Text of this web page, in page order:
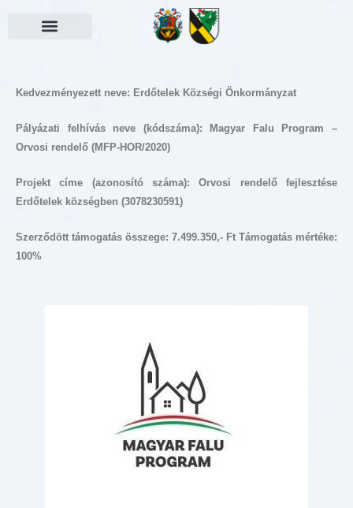
Kedvezményezett neve: Erdőtelek Községi Önkormányzat
Pályázati felhívás neve (kódszáma): Magyar Falu Program –
Orvosi rendelő (MFP-HOR/2020)
Projekt címe (azonosító száma):Orvosi rendelő fejlesztése
Erdőtelek községben (3078230591)
Szerződött támogatás összege: 7.499.350,- Ft Támogatás mértéke:
100%